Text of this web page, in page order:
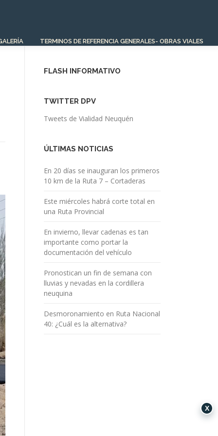
TERMINOS DE REFERENCIA GENERALES- OBRAS VIALES
FLASH INFORMATIVO
TWITTER DPV
Tweets de Vialidad Neuquén
ÚLTIMAS NOTICIAS
En 20 días se inauguran los primeros
10 km de la Ruta 7 – Cortaderas
Este miércoles habrá corte total en
una Ruta Provincial
En invierno, llevar cadenas es tan
importante como portar la
documentación del vehículo
Pronostican un fin de semana con
lluvias y nevadas en la cordillera
neuquina
Desmoronamiento en Ruta Nacional
40: ¿Cuál es la alternativa?
X